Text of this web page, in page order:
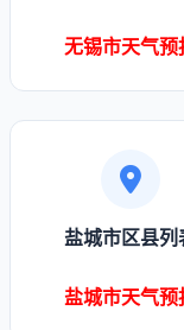
无锡市天气预
盐城市区县列
盐城市天气预